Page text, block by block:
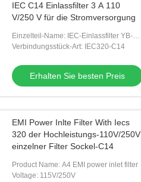
IEC C14 Einlassfilter 3 A 110
V/250 V für die Stromversorgung
Einzelteil-Name: IEC-Einlassfilter YB-A-
Serie
Verbindungsstück-Art: IEC320-C14
Erhalten Sie besten Preis
EMI Power Inlte Filter With Iecs
320 der Hochleistungs-110V/250V
einzelner Filter Sockel-C14
Product Name: A4 EMI power inlet filter
Voltage: 115V/250V